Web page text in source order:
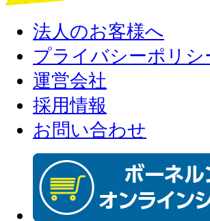
法人のお客様へ
プライバシーポリシ
運営会社
採用情報
お問い合わせ